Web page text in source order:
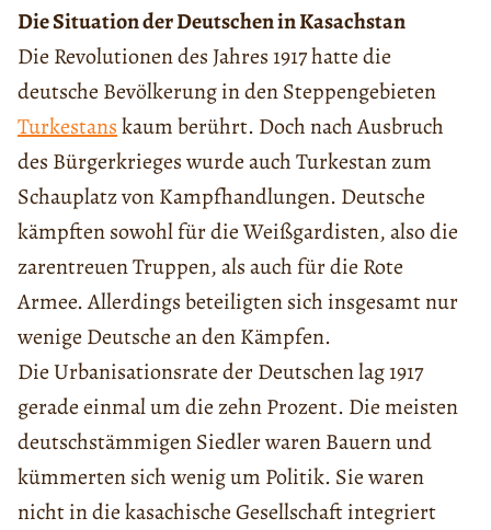
Die Situation der Deutschen in Kasachstan
Die Revolutionen des Jahres 1917 hatte die
deutsche Bevölkerung in den Steppengebieten
Turkestanskaum berührt. Doch nach Ausbruch
des Bürgerkrieges wurde auch Turkestan zum
Schauplatz von Kampfhandlungen. Deutsche
kämpften sowohl für die Weißgardisten, also die
zarentreuen Truppen, als auch für die Rote
Armee. Allerdings beteiligten sich insgesamt nur
wenige Deutsche an den Kämpfen.
Die Urbanisationsrate der Deutschen lag 1917
gerade einmal um die zehn Prozent. Die meisten
deutschstämmigen Siedler waren Bauern und
kümmerten sich wenig um Politik. Sie waren
nicht in die kasachische Gesellschaft integriert